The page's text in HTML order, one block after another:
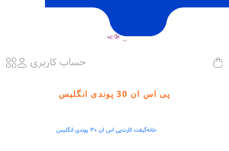
حساب کاربری
پی اس ان 30 پوندی انگلیس
خانهگیفت کارتپی اس ان 30 پوندی انگلیس